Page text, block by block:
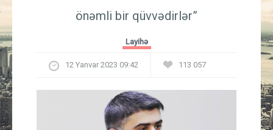
Güney Azərbaycan
önəmli bir qüvvədirlər”
Layihə
12 Yanvar 2023 09:42 113 057